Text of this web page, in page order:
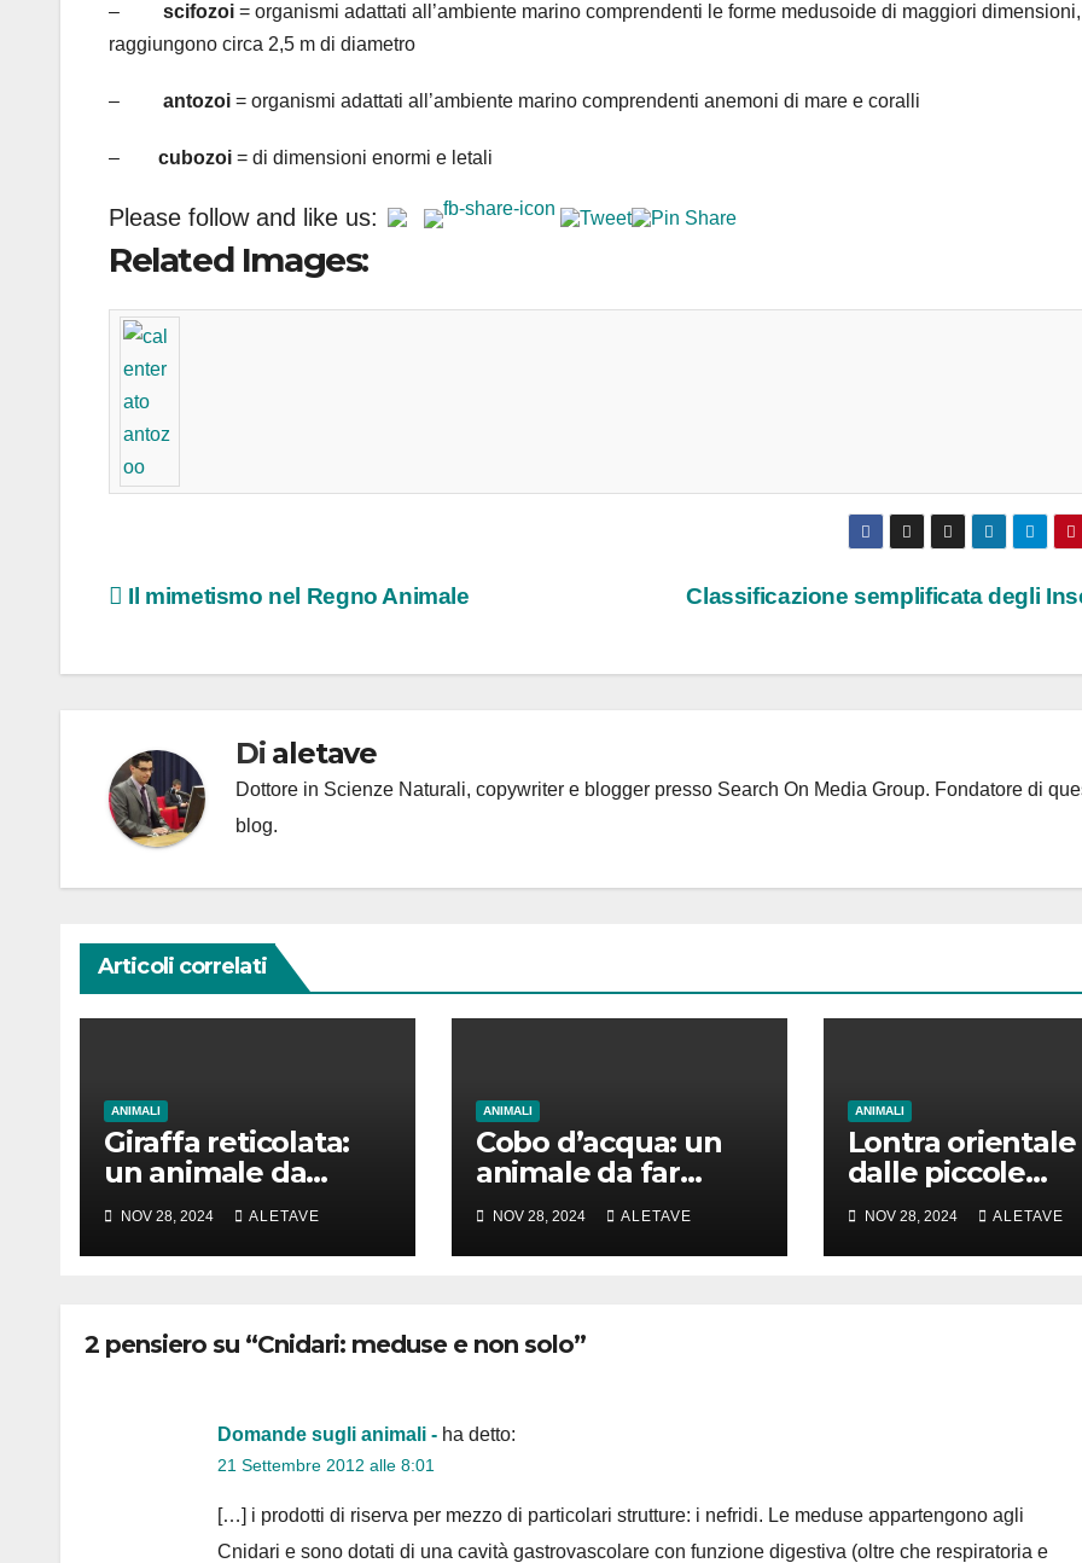
– scifozoi = organismi adattati all’ambiente marino comprendenti le forme medusoide di maggiori
raggiungono circa 2,5 m di diametro
– antozoi = organismi adattati all’ambiente marino comprendenti anemoni di mare e coralli
– cubozoi = di dimensioni enormi e letali
Please follow and like us:
Related Images:
Navigazione
Classificazione semplificata degli
Il mimetismo nel Regno Animale
Di aletave
Dottore in Scienze Naturali, copywriter e blogger presso Search On Media Group. Fondatore di
blog.
Articoli correlati
ANIMALI
Giraffa reticolata:
un animale da
amare
NOV 28, 2024 ALETAVE
ANIMALI
Cobo d’acqua: un
animale da far
girare la testa
NOV 28, 2024 ALETAVE
ANIMALI
Lontra orientale
dalle piccole
unghie: un vero
animale di cui
parlare
NOV 28, 2024 ALETAVE
2 pensiero su “Cnidari: meduse e non solo”
Domande sugli animali - ha detto:
21 Settembre 2012 alle 8:01
[…] i prodotti di riserva per mezzo di particolari strutture: i nefridi. Le meduse appartengono agli
Cnidari e sono dotati di una cavità gastrovascolare con funzione digestiva (oltre che respiratoria e